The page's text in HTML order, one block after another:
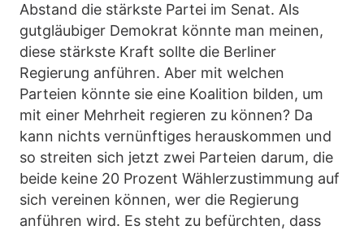
Abstand die stärkste Partei im Senat. Als
gutgläubiger Demokrat könnte man meinen,
diese stärkste Kraft sollte die Berliner
Regierung anführen. Aber mit welchen
Parteien könnte sie eine Koalition bilden, um
mit einer Mehrheit regieren zu können? Da
kann nichts vernünftiges herauskommen und
so streiten sich jetzt zwei Parteien darum, die
beide keine 20 Prozent Wählerzustimmung auf
sich vereinen können, wer die Regierung
anführen wird. Es steht zu befürchten, dass